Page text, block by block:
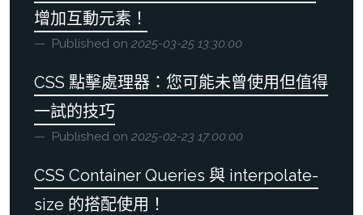
增加互動元素！
Published on 2025-03-25 13:30:00
CSS 點擊處理器：您可能未曾使用但值得
一試的技巧
Published on 2025-02-23 17:00:00
CSS Container Queries 與 interpolate-
size 的搭配使用！